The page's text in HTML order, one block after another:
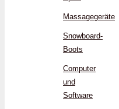
Massagegeräte
Snowboard-
Boots
Computer
und
Software